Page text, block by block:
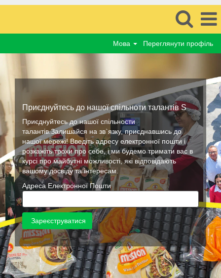
Мова Переглянути профіль
Приєднуйтесь до нашої спільноти талантів S
Приєднуйтесь до нашої спільности
талантів.Залишайся на зв`язку, приєднавшись до
нашої мережі! Введіть адресу електронної пошти і
розкажіть трохи про себе, і ми будемо тримати вас в
курсі про майбутні можливості, які відповідають
вашому досвіду та інтересам.
Адреса Електронної Пошти